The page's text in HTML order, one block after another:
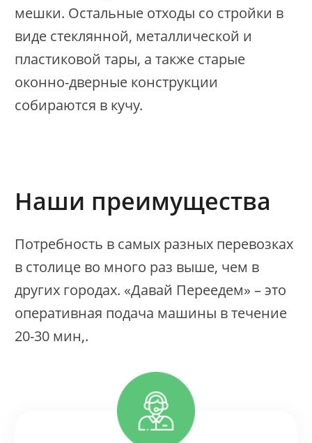
мешки. Остальные отходы со стройки в
виде стеклянной, металлической и
пластиковой тары, а также старые
оконно-дверные конструкции
собираются в кучу.
Наши преимущества
Потребность в самых разных перевозках
в столице во много раз выше, чем в
других городах. «Давай Переедем» – это
оперативная подача машины в течение
20-30 мин,.